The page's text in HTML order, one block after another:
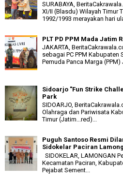
SURABAYA,
XI/II (Blasdu) Wilayah Timur
1992/1993 merayakan hari
PLT PD PPM Mada Jatim
JAKARTA,
sebagai PC PPM Kabupaten
Pemuda Panca Marga (PPM)
Sidoarjo "Fun Strike
Park
SIDOARJO,
Olahraga dan Pariwisata
Timur (Jatim...red)...
Puguh Santoso Resmi
Sidokelar Paciran
SIDOKELAR, LAMONGAN
Kecamatan Paciran,
Pejabat Sement...